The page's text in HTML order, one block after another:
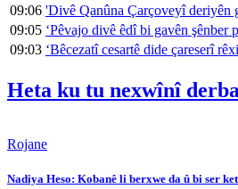
09:06 'Divê Qanûna Çarçoveyî deriyên
09:05 ‘Pêvajo divê êdî bi gavên şênber
09:03 ‘Bêcezatî cesartê dide çareserî
Heta ku tu nexwînî
Rojane
Nadiya Heso: Kobanê li berxwe da û bi ser ket